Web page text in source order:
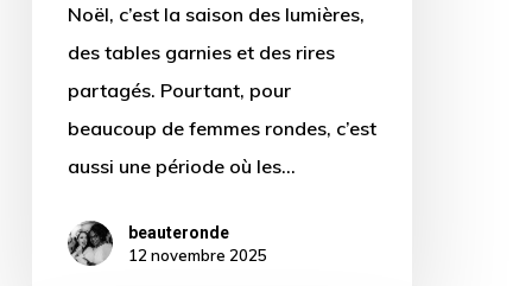
femme
ronde.
Noël, c’est la saison des lumières,
des tables garnies et des rires
partagés. Pourtant, pour
beaucoup de femmes rondes, c’est
aussi une période où les…
beauteronde
12 novembre 2025